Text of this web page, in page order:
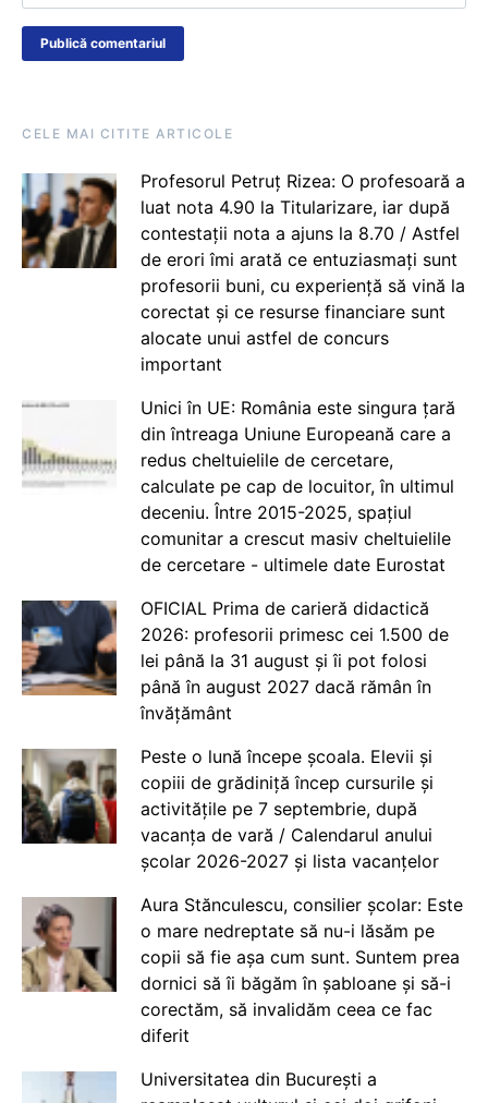
CELE MAI CITITE ARTICOLE
Profesorul Petruț Rizea: O profesoară a
luat nota 4.90 la Titularizare, iar după
contestații nota a ajuns la 8.70 / Astfel
de erori îmi arată ce entuziasmați sunt
profesorii buni, cu experiență să vină la
corectat și ce resurse financiare sunt
alocate unui astfel de concurs
important
Unici în UE: România este singura țară
din întreaga Uniune Europeană care a
redus cheltuielile de cercetare,
calculate pe cap de locuitor, în ultimul
deceniu. Între 2015-2025, spațiul
comunitar a crescut masiv cheltuielile
de cercetare - ultimele date Eurostat
OFICIAL Prima de carieră didactică
2026: profesorii primesc cei 1.500 de
lei până la 31 august și îi pot folosi
până în august 2027 dacă rămân în
învățământ
Peste o lună începe școala. Elevii și
copiii de grădiniță încep cursurile și
activitățile pe 7 septembrie, după
vacanța de vară / Calendarul anului
școlar 2026-2027 și lista vacanțelor
Aura Stănculescu, consilier școlar: Este
o mare nedreptate să nu-i lăsăm pe
copii să fie așa cum sunt. Suntem prea
dornici să îi băgăm în șabloane și să-i
corectăm, să invalidăm ceea ce fac
diferit
Universitatea din București a